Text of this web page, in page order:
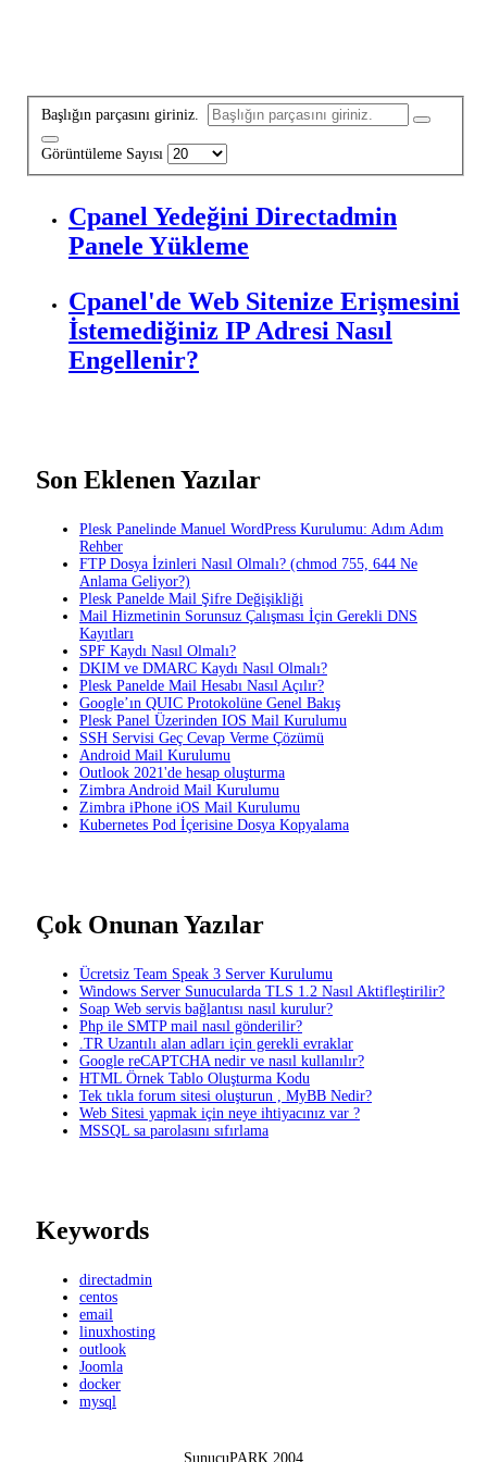
Başlığın parçasını giriniz.
Görüntüleme Sayısı
Cpanel Yedeğini Directadmin
Panele Yükleme
Cpanel'de Web Sitenize Erişmesini
İstemediğiniz IP Adresi Nasıl
Engellenir?
Son Eklenen Yazılar
Plesk Panelinde Manuel WordPress Kurulumu: Adım Adım
Rehber
FTP Dosya İzinleri Nasıl Olmalı? (chmod 755, 644 Ne
Anlama Geliyor?)
Plesk Panelde Mail Şifre Değişikliği
Mail Hizmetinin Sorunsuz Çalışması İçin Gerekli DNS
Kayıtları
SPF Kaydı Nasıl Olmalı?
DKIM ve DMARC Kaydı Nasıl Olmalı?
Plesk Panelde Mail Hesabı Nasıl Açılır?
Google’ın QUIC Protokolüne Genel Bakış
Plesk Panel Üzerinden IOS Mail Kurulumu
SSH Servisi Geç Cevap Verme Çözümü
Android Mail Kurulumu
Outlook 2021'de hesap oluşturma
Zimbra Android Mail Kurulumu
Zimbra iPhone iOS Mail Kurulumu
Kubernetes Pod İçerisine Dosya Kopyalama
Çok Onunan Yazılar
Ücretsiz Team Speak 3 Server Kurulumu
Windows Server Sunucularda TLS 1.2 Nasıl Aktifleştirilir?
Soap Web servis bağlantısı nasıl kurulur?
Php ile SMTP mail nasıl gönderilir?
.TR Uzantılı alan adları için gerekli evraklar
Google reCAPTCHA nedir ve nasıl kullanılır?
HTML Örnek Tablo Oluşturma Kodu
Tek tıkla forum sitesi oluşturun , MyBB Nedir?
Web Sitesi yapmak için neye ihtiyacınız var ?
MSSQL sa parolasını sıfırlama
Keywords
directadmin
centos
email
linuxhosting
outlook
Joomla
docker
mysql
SunucuPARK 2004